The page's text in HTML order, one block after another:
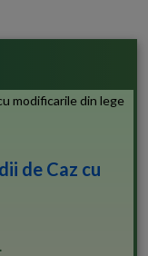
de Caz cu